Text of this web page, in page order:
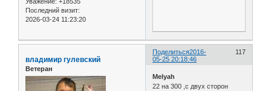
Последний визит:
2026-03-24 11:23:20
Поделиться 117
2016-
05-25 20:18:46
владимир гулевский
Ветеран
Melyah
22 на 300 ,с двух сторон